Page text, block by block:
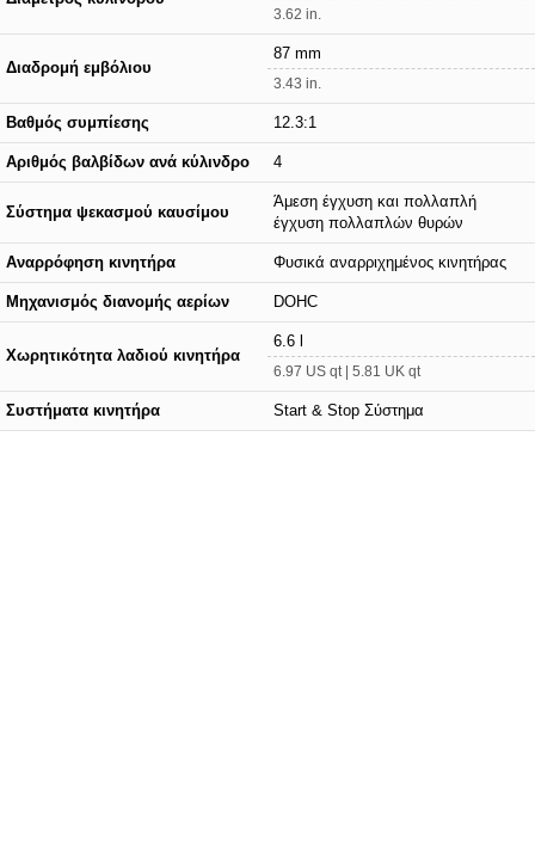
3.62 in.
Διαδρομή εμβόλιου
87 mm
3.43 in.
Βαθμός συμπίεσης 12.3:1
Αριθμός βαλβίδων ανά κύλινδρο 4
Σύστημα ψεκασμού καυσίμου
Άμεση έγχυση και πολλαπλή
έγχυση πολλαπλών θυρών
Αναρρόφηση κινητήρα Φυσικά αναρριχημένος κινητήρας
Μηχανισμός διανομής αερίων DOHC
Χωρητικότητα λαδιού κινητήρα
6.6 l
6.97 US qt | 5.81 UK qt
Συστήματα κινητήρα Start & Stop Σύστημα